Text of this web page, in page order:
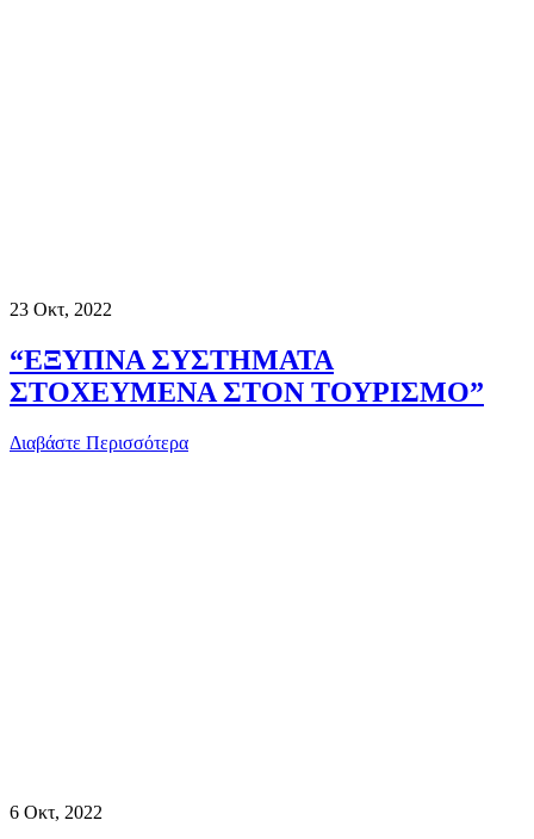
23 Οκτ, 2022
“ΕΞΥΠΝΑ ΣΥΣΤΗΜΑΤΑ
ΣΤΟΧΕΥΜΕΝΑ ΣΤΟΝ ΤΟΥΡΙΣΜΟ”
Διαβάστε Περισσότερα
6 Οκτ, 2022